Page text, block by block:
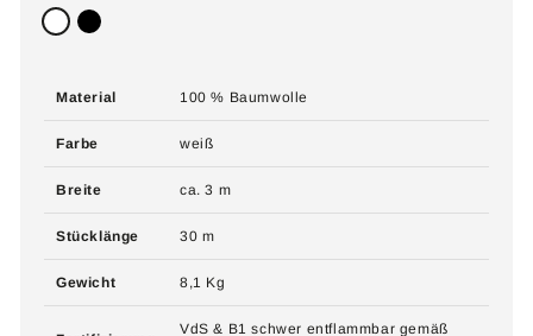
Material 100 % Baumwolle
Farbe weiß
Breite ca. 3 m
Stücklänge 30 m
Gewicht 8,1 Kg
VdS & B1 schwer entflammbar gemäß